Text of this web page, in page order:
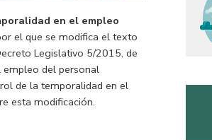
en el empleo
el que se modifica el texto
Legislativo 5/2015, de
empleo del personal
de la temporalidad en el
esta modificación.